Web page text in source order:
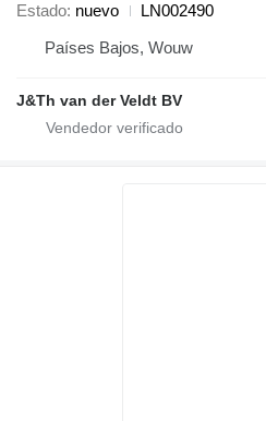
Estado nuevo
LN002490
Países Bajos, Wouw
J&Th van der Veldt BV